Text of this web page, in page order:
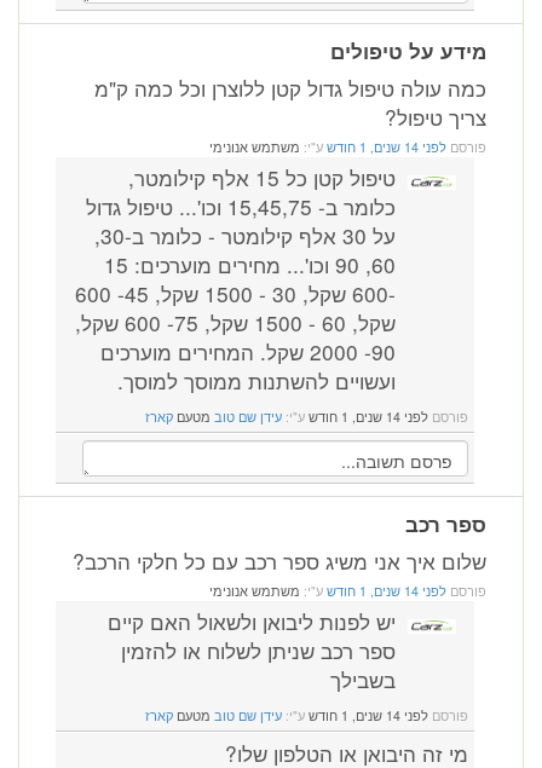
מידע על טיפולים
כמה עולה טיפול גדול קטן ללוצרן וכל כמה ק"מ
צריך טיפול?
פורסם לפני 14 שנים, 1 חודש ע"י: משתמש אנונימי
טיפול קטן כל 15 אלף קילומטר,
כלומר ב- 15,45,75 וכו'... טיפול גדול
על 30 אלף קילומטר - כלומר ב-30,
60, 90 וכו'... מחירים מוערכים: 15
-600 שקל, 30 - 1500 שקל, 45- 600
שקל, 60 - 1500 שקל, 75- 600 שקל,
90- 2000 שקל. המחירים מוערכים
ועשויים להשתנות ממוסך למוסך.
פורסם לפני 14 שנים, 1 חודש ע"י: עידן שם טוב מטעם קארז
ספר רכב
שלום איך אני משיג ספר רכב עם כל חלקי הרכב?
פורסם לפני 14 שנים, 1 חודש ע"י: משתמש אנונימי
יש לפנות ליבואן ולשאול האם קיים
ספר רכב שניתן לשלוח או להזמין
בשבילך
פורסם לפני 14 שנים, 1 חודש ע"י: עידן שם טוב מטעם קארז
מי זה היבואן או הטלפון שלו?